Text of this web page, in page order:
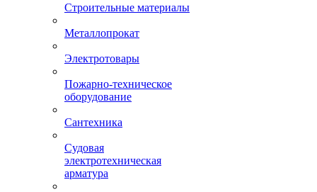
Строительные материалы
Металлопрокат
Электротовары
Пожарно-техническое
оборудование
Сантехника
Судовая
электротехническая
арматура